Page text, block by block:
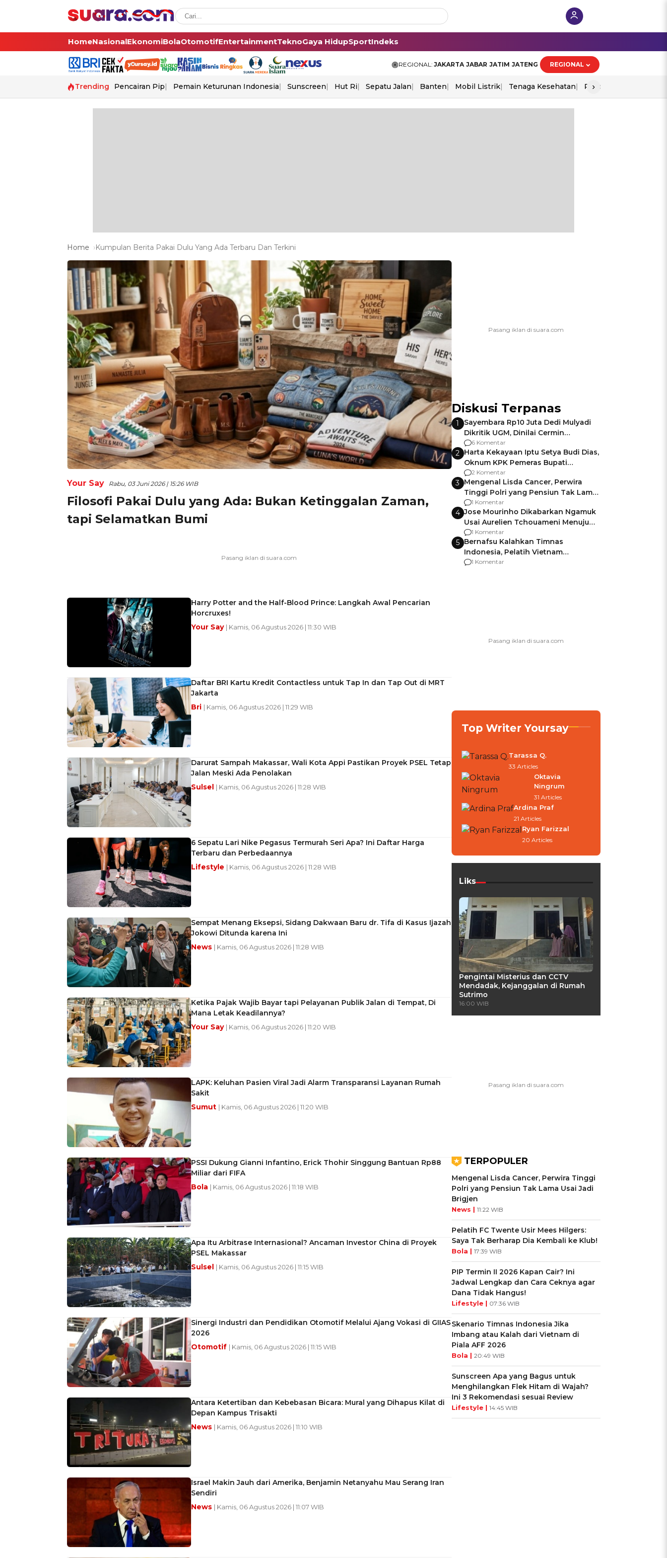
HomeNasionalEkonomiBolaOtomotifEntertainmentTeknoGaya HidupSportIndeks
REGIONAL: JAKARTA JABAR JATIM JATENG REGIONAL
Trending Pencairan Pip Pemain Keturunan Indonesia Sunscreen Hut Ri Sepatu Jalan Banten Mobil Listrik Tenaga Kesehatan Piala Aff 2026
›
Home Kumpulan Berita Pakai Dulu Yang Ada Terbaru Dan Terkini
Your Say Rabu, 03 Juni 2026 | 15:26 WIB
Filosofi Pakai Dulu yang Ada: Bukan Ketinggalan Zaman,
tapi Selamatkan Bumi
Harry Potter and the Half-Blood Prince: Langkah Awal Pencarian
Horcruxes!
Your Say | Kamis, 06 Agustus 2026 | 11:30 WIB
Daftar BRI Kartu Kredit Contactless untuk Tap In dan Tap Out di MRT
Jakarta
Bri | Kamis, 06 Agustus 2026 | 11:29 WIB
Darurat Sampah Makassar, Wali Kota Appi Pastikan Proyek PSEL Tetap
Jalan Meski Ada Penolakan
Sulsel | Kamis, 06 Agustus 2026 | 11:28 WIB
6 Sepatu Lari Nike Pegasus Termurah Seri Apa? Ini Daftar Harga
Terbaru dan Perbedaannya
Lifestyle | Kamis, 06 Agustus 2026 | 11:28 WIB
Sempat Menang Eksepsi, Sidang Dakwaan Baru dr. Tifa di Kasus Ijazah
Jokowi Ditunda karena Ini
News | Kamis, 06 Agustus 2026 | 11:28 WIB
Ketika Pajak Wajib Bayar tapi Pelayanan Publik Jalan di Tempat, Di
Mana Letak Keadilannya?
Your Say | Kamis, 06 Agustus 2026 | 11:20 WIB
LAPK: Keluhan Pasien Viral Jadi Alarm Transparansi Layanan Rumah
Sakit
Sumut | Kamis, 06 Agustus 2026 | 11:20 WIB
PSSI Dukung Gianni Infantino, Erick Thohir Singgung Bantuan Rp88
Miliar dari FIFA
Bola | Kamis, 06 Agustus 2026 | 11:18 WIB
Apa Itu Arbitrase Internasional? Ancaman Investor China di Proyek
PSEL Makassar
Sulsel | Kamis, 06 Agustus 2026 | 11:15 WIB
Sinergi Industri dan Pendidikan Otomotif Melalui Ajang Vokasi di GIIAS
2026
Otomotif | Kamis, 06 Agustus 2026 | 11:15 WIB
Antara Ketertiban dan Kebebasan Bicara: Mural yang Dihapus Kilat di
Depan Kampus Trisakti
News | Kamis, 06 Agustus 2026 | 11:10 WIB
Israel Makin Jauh dari Amerika, Benjamin Netanyahu Mau Serang Iran
Sendiri
News | Kamis, 06 Agustus 2026 | 11:07 WIB
Diskusi Terpanas
1
Sayembara Rp10 Juta Dedi Mulyadi
Dikritik UGM, Dinilai Cermin
Gagalnya Negara Jamin Keamanan
6 Komentar
2 Harta Kekayaan Iptu Setya Budi Dias,
Oknum KPK Pemeras Bupati
Pemalang
2 Komentar
3 Mengenal Lisda Cancer, Perwira
Tinggi Polri yang Pensiun Tak Lama
Usai Jadi Brigjen
1 Komentar
4 Jose Mourinho Dikabarkan Ngamuk
Usai Aurelien Tchouameni Menuju
Manchester United
1 Komentar
5 Bernafsu Kalahkan Timnas
Indonesia, Pelatih Vietnam
Berencana Pakai Jimat di Pakansari
1 Komentar
Top Writer Yoursay
Tarassa Q.
33 Articles
Oktavia
Ningrum
31 Articles
Ardina Praf
21 Articles
Ryan Farizzal
20 Articles
Liks
Pengintai Misterius dan CCTV
Mendadak, Kejanggalan di Rumah
Sutrimo
16:00 WIB
TERPOPULER
Mengenal Lisda Cancer, Perwira Tinggi
Polri yang Pensiun Tak Lama Usai Jadi
Brigjen
News | 11:22 WIB
Pelatih FC Twente Usir Mees Hilgers:
Saya Tak Berharap Dia Kembali ke Klub!
Bola | 17:39 WIB
PIP Termin II 2026 Kapan Cair? Ini
Jadwal Lengkap dan Cara Ceknya agar
Dana Tidak Hangus!
Lifestyle | 07:36 WIB
Skenario Timnas Indonesia Jika
Imbang atau Kalah dari Vietnam di
Piala AFF 2026
Bola | 20:49 WIB
Sunscreen Apa yang Bagus untuk
Menghilangkan Flek Hitam di Wajah?
Ini 3 Rekomendasi sesuai Review
Lifestyle | 14:45 WIB